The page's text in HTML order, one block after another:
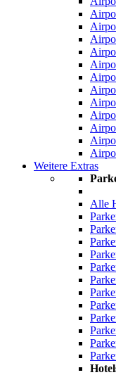
Weitere Extras
Alle